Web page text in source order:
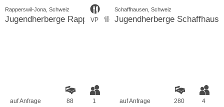
VP
Rapperswil-Jona, Schweiz
Jugendherberge Rapperswil-Jona Busskirch
Schaffhausen, Schweiz
Jugendherberge
auf Anfrage 88 1 auf Anfrage 280 4